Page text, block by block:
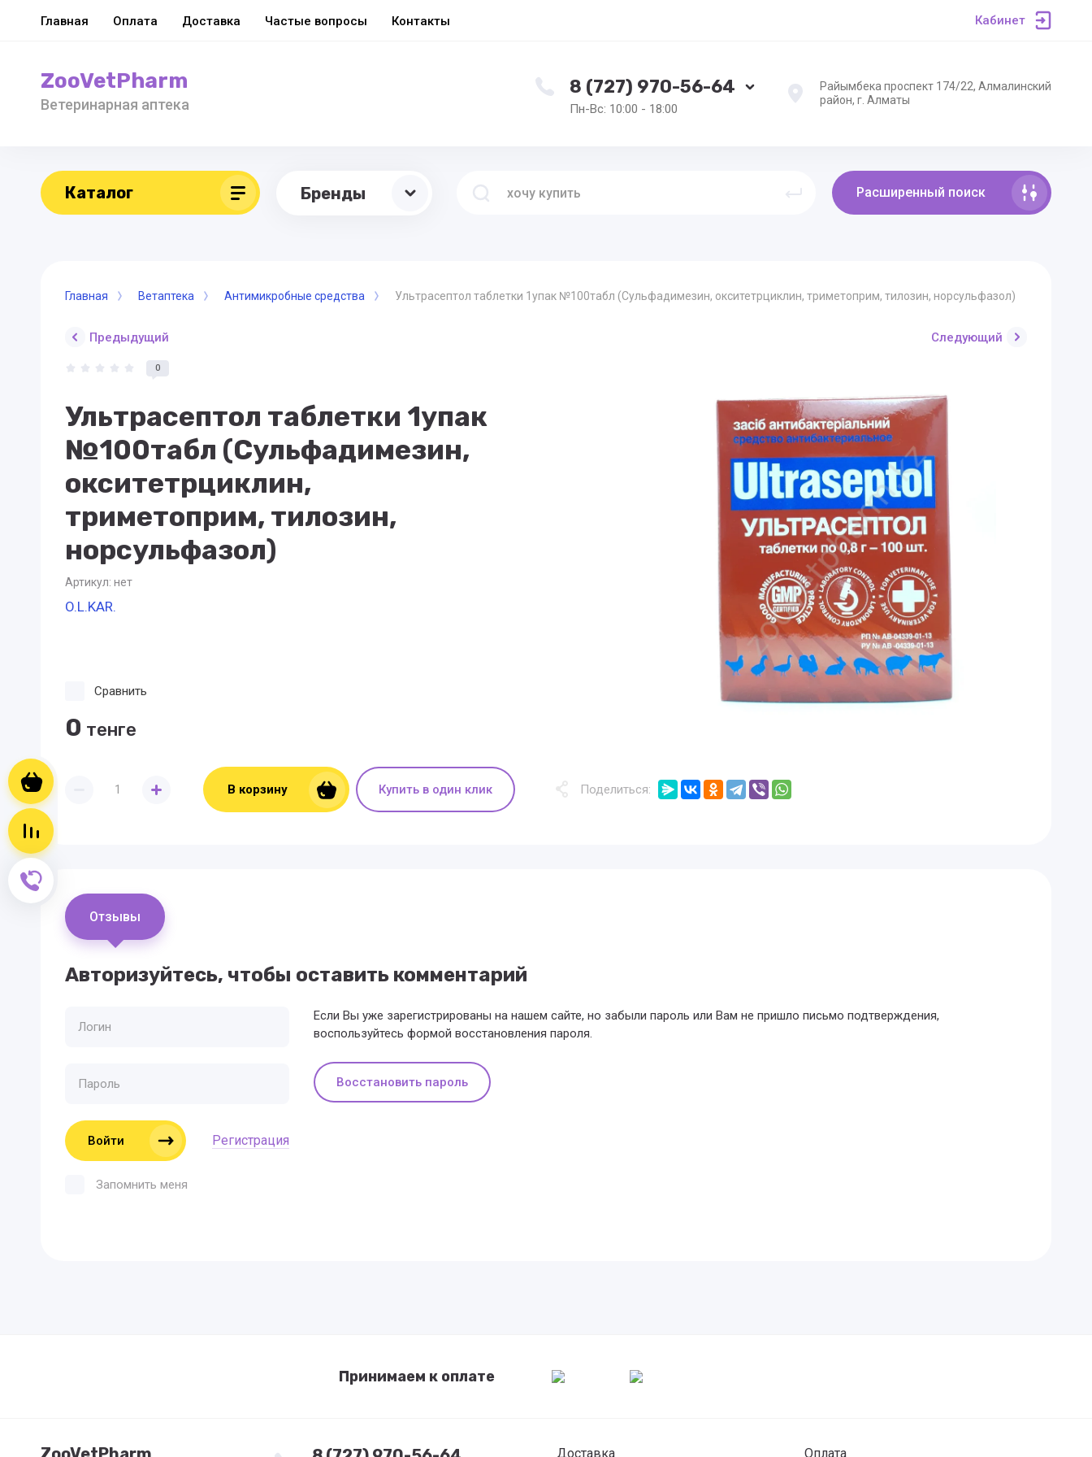
Главная Оплата Доставка Частые вопросы Контакты Кабинет
ZooVetPharm
Ветеринарная аптека
8 (727) 970-56-64
Пн-Вс: 10:00 - 18:00
Райымбека проспект 174/22, Алмалинский
район, г. Алматы
Каталог Бренды Расширенный поиск
Главная Ветаптека Антимикробные средства Ультрасептол таблетки 1упак №100табл (Сульфадимезин, окситетрциклин, триметоприм, тилозин, норсульфазол)
Предыдущий Следующий
0
Ультрасептол таблетки 1упак
№100табл (Сульфадимезин,
окситетрциклин,
триметоприм, тилозин,
норсульфазол)
Артикул: нет
O.L.KAR.
0 тенге
Сравнить
В корзину Купить в один клик Поделиться:
Отзывы
Авторизуйтесь, чтобы оставить комментарий
Войти Регистрация
Запомнить меня
Если Вы уже зарегистрированы на нашем сайте, но забыли пароль или Вам не пришло письмо подтверждения,
воспользуйтесь формой восстановления пароля.
Восстановить пароль
Принимаем к оплате
Доставка Оплата